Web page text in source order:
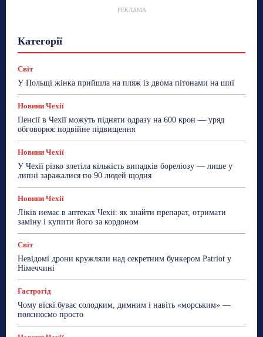
РЕКЛАМА
Категорії
Робота
Сад та город
Спорт
ТехноМанія
Топ-новини Фоторепортаж
Світ
У Польщі жінка прийшла на пляж із двома пітонами на шиї
Новини Чехії
Пенсії в Чехії можуть підняти одразу на 600 крон — уряд
обговорює подвійне підвищення
Новини Чехії
У Чехії різко злетіла кількість випадків бореліозу — лише у
липні заражалися по 90 людей щодня
Новини Чехії
Ліків немає в аптеках Чехії: як знайти препарат, отримати
заміну і купити його за кордоном
Світ
Невідомі дрони кружляли над секретним бункером Patriot у
Німеччині
Гастрогід
Чому віскі буває солодким, димним і навіть «морським» —
пояснюємо просто